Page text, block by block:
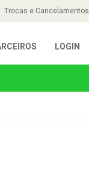
Trocas e Cancelamentos
LOGIN